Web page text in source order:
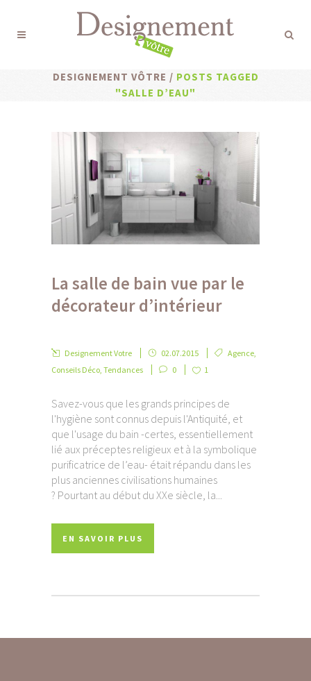
DESIGNEMENT VÔTRE / POSTS TAGGED
"SALLE D’EAU"
La salle de bain vue par le
décorateur d’intérieur
Designement Votre 02.07.2015 Agence
Conseils Déco Tendances 0 1
Savez-vous que les grands principes de
l'hygiène sont connus depuis l'Antiquité, et
que l'usage du bain -certes, essentiellement
lié aux préceptes religieux et à la symbolique
purificatrice de l’eau- était répandu dans les
plus anciennes civilisations humaines
? Pourtant au début du XXe siècle, la...
EN SAVOIR PLUS